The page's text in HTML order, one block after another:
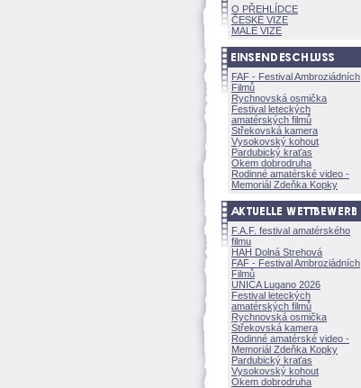
O PŘEHLÍDCE
ČESKÉ VIZE
MALÉ VIZE
FAF - Festival Ambroziádních
Filmů
Rychnovská osmička
Festival leteckých
amatérských filmů
Střekovská kamera
Vysokovský kohout
Pardubický kraťas
Okem dobrodruha
Rodinné amatérské video -
Memoriál Zdeňka Kopky
F.A.F. festival amatérského
filmu
HAH Dolná Strehov
FAF - Festival Ambroziádních
Filmů
UNICA Lugano 2026
Festival leteckých
amatérských filmů
Rychnovská osmička
Střekovská kamera
Rodinné amatérské video -
Memoriál Zdeňka Kopky
Pardubický kraťas
Vysokovský kohout
Okem dobrodruha